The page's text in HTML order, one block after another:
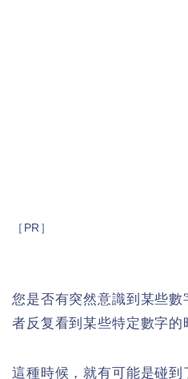
［PR］
您是否有突然意識到某些
者反复看到某些特定數字的
這種時候，就有可能是碰到